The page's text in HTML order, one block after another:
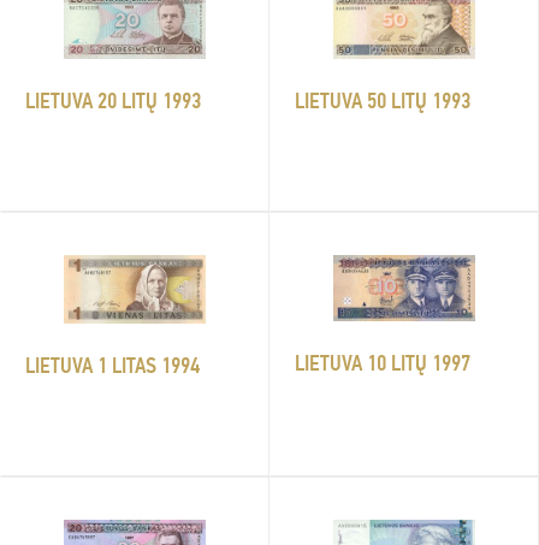
LIETUVA 20 LITŲ 1993 LIETUVA 50 LITŲ 1993
LIETUVA 1 LITAS 1994 LIETUVA 10 LITŲ 1997